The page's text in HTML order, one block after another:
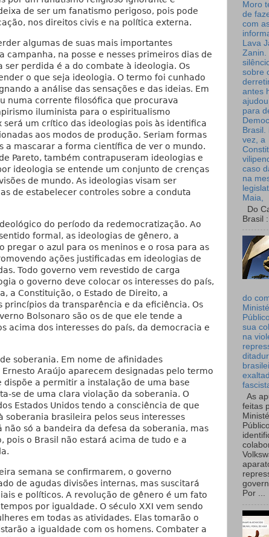
de ser um fanatismo perigoso, pois pode
nos direitos civis e na política externa.
algumas de suas mais importantes
campanha, na posse e nesses primeiros dias de
perdida é a do combate à ideologia. Os
o que seja ideologia. O termo foi cunhado
a análise das sensações e das ideias. Em
numa corrente filosófica que procurava
iluminista para o espiritualismo
um crítico das ideologias pois às identifica
aos modos de produção. Seriam formas
a mascarar a forma científica de ver o mundo.
Pareto, também contrapuseram ideologias e
ideologia se entende um conjunto de crenças
de mundo. As ideologias visam ser
de estabelecer controles sobre a conduta
do período da redemocratização. Ao
formal, as ideologias de gênero, a
pregar o azul para os meninos e o rosa para as
ações justificadas em ideologias de
Todo governo vem revestido de carga
o governo deve colocar os interesses do país,
a Constituição, o Estado de Direito, a
princípios da transparência e da eficiência. Os
Bolsonaro são os de que ele tende a
acima dos interesses do país, da democracia e
soberania. Em nome de afinidades
Araújo aparecem designadas pelo termo
dispõe a permitir a instalação de uma base
se de uma clara violação da soberania. O
Estados Unidos tendo a consciência de que
soberania brasileira pelos seus interesses
só a bandeira da defesa da soberania, mas
pois o Brasil não estará acima de tudo e a
semana se confirmarem, o governo
de agudas divisões internas, mas suscitará
e políticos. A revolução de gênero é um fato
por igualdade. O século XXI vem sendo
em todas as atividades. Elas tomarão o
a igualdade com os homens. Combater a
Moro
de
com
Lava
Zanin.
sobre
antes
para
Brasil.
vez, a
caso
na
Maia,
Do
Brasil :
do
sua
na
As
feitas
Por ...